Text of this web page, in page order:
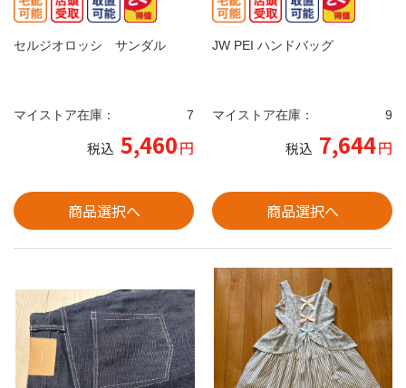
セルジオロッシ サンダル
マイストア在庫： 7
税込 5,460円
商品選択へ
JW PEI ハンドバッグ
マイストア在庫： 9
税込 7,644円
商品選択へ